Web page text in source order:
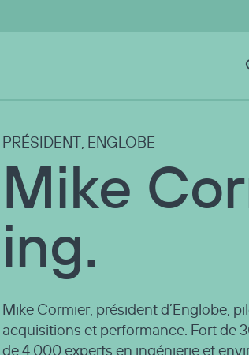
PRÉSIDENT, ENGLOBE
Mike
ing.
Mike Cormier, président d’Englobe,
acquisitions et performance. Fort de
de 4 000 experts en ingénierie et